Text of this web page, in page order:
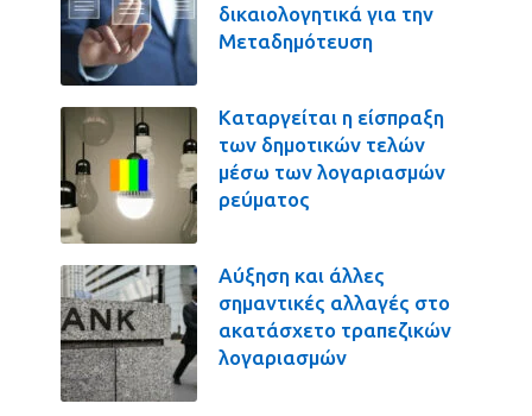
δικαιολογητικά για την
Μεταδημότευση
Καταργείται η είσπραξη
των δημοτικών τελών
μέσω των λογαριασμών
ρεύματος
Αύξηση και άλλες
σημαντικές αλλαγές στο
ακατάσχετο τραπεζικών
λογαριασμών